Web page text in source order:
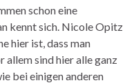
schon eine
kennt sich. Nicole Opitz
hier ist, dass man
allem sind hier alle ganz
bei einigen anderen